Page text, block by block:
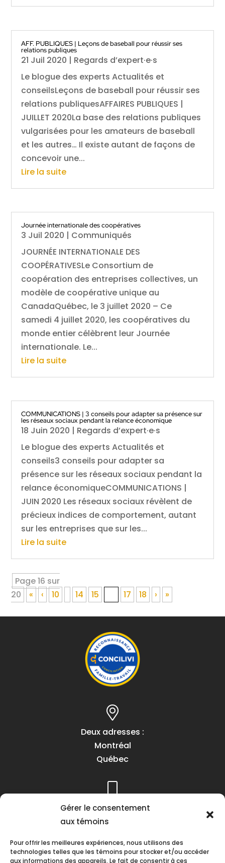
Gérer le consentement
aux témoins
Pour offrir les meilleures expériences, nous utilisons des
technologies telles que les témoins pour stocker et/ou accéder
aux informations des appareils. Le fait de consentir à ces
AFF. PUBLIQUES | Leçons de baseball pour réussir ses
relations publiques
21 Juil 2020 | Regards d’expert·e·s
Le blogue des experts Actualités et
conseilsLeçons de baseball pour réussir ses
relations publiquesAFFAIRES PUBLIQUES |
JUILLET 2020La base des relations publiques
vulgarisées pour les amateurs de baseball
et les autres… Il existe autant de façons de
concevoir une...
Lire la suite
Journée internationale des coopératives
3 Juil 2020 | Communiqués
JOURNÉE INTERNATIONALE DES
COOPÉRATIVESLe Consortium de
coopération des entreprises collectives, un
modèle de coopérative unique au
CanadaQuébec, le 3 juillet 2020 – Ce
samedi 4 juillet 2020, les coopératives du
monde entier célèbrent leur Journée
internationale. Le...
Lire la suite
COMMUNICATIONS | 3 conseils pour adapter sa présence sur
les réseaux sociaux pendant la relance économique
18 Juin 2020 | Regards d’expert·e·s
Le blogue des experts Actualités et
conseils3 conseils pour adapter sa
présence sur les réseaux sociaux pendant la
relance économiqueCOMMUNICATIONS |
JUIN 2020 Les réseaux sociaux révèlent de
précieux indices de comportement, autant
sur les entreprises que sur les...
Lire la suite
Page 16 sur
20
« ‹ 10 14 15 17 18 › »
Deux adresses :
Montréal
Québec
Téléphone :
(418) 622-1001